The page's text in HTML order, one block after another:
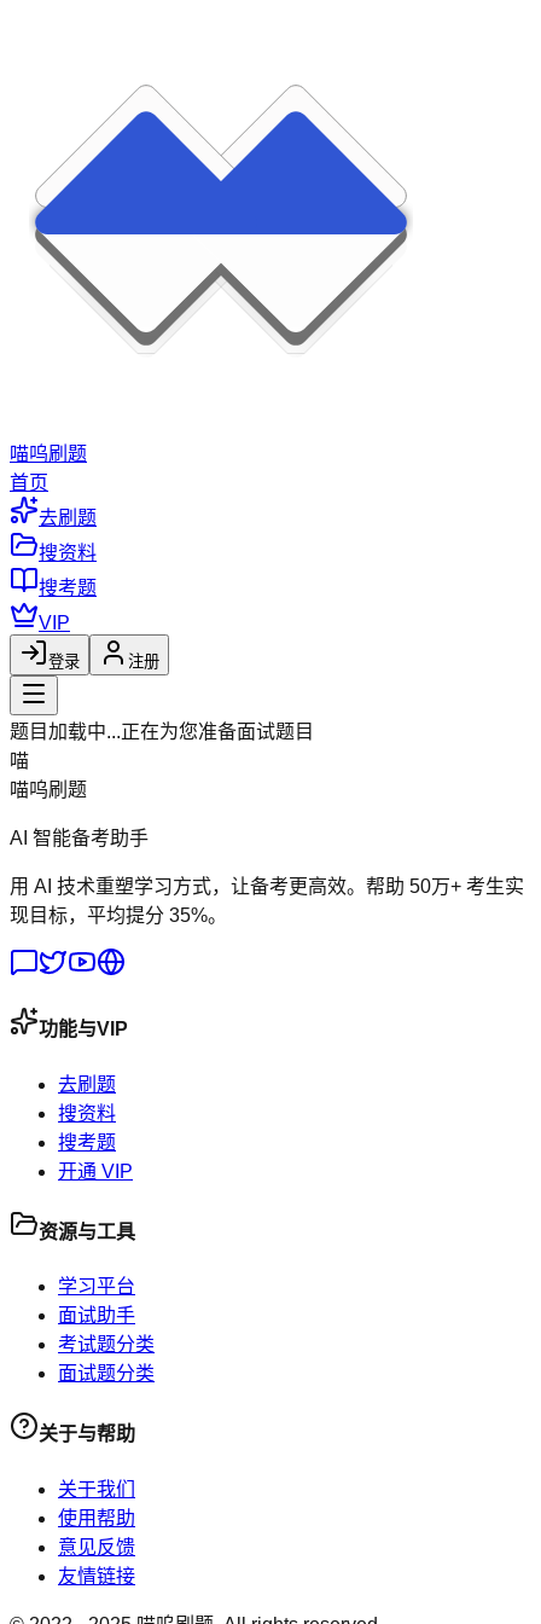
喵呜刷题
首页
去刷题
搜资料
搜考题
VIP
登录 注册
题目加载中...正在为您准备面试题目
喵
喵呜刷题
AI 智能备考助手
用 AI 技术重塑学习方式，让备考更高效。帮助 50万+ 考生实
现目标，平均提分 35%。
功能与VIP
去刷题
搜资料
搜考题
开通 VIP
资源与工具
学习平台
面试助手
考试题分类
面试题分类
关于与帮助
关于我们
使用帮助
意见反馈
友情链接